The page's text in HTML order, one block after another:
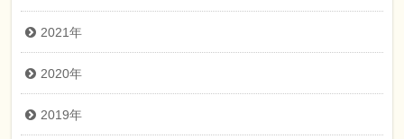
2021年
2020年
2019年